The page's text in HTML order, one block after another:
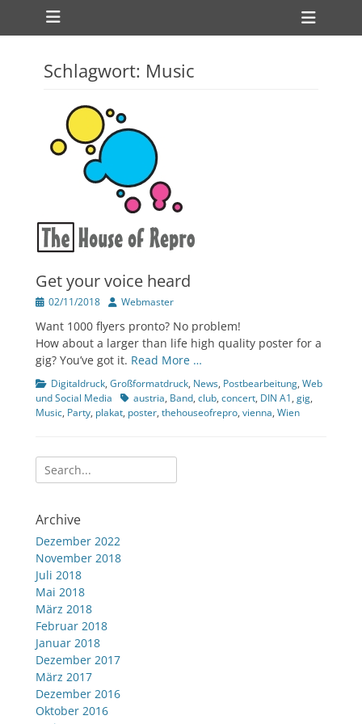
zum
Inhalt
Primärmenü
Schlagwort: Music
Get your voice heard
Veröffentlicht
02/11/2018 Author
Webmaster
Want 1000 flyers pronto? No problem!
How about a larger than life high quality poster for a
gig? You’ve got it. Read More …
Kategorien
Digitaldruck, Großformatdruck, News, Postbearbeitung, Web
und Social Media
Tagsaustria, Band, club, concert, DIN A1, gig,
Music, Party, plakat, poster, thehouseofrepro, vienna, Wien
Suche
nach:
Archive
Dezember 2022
November 2018
Juli 2018
Mai 2018
März 2018
Februar 2018
Januar 2018
Dezember 2017
März 2017
Dezember 2016
Oktober 2016